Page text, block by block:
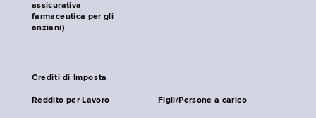
assicurativa
farmaceutica per gli
anziani)
Crediti di Imposta
Reddito per Lavoro Figli/Persone a carico